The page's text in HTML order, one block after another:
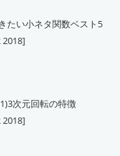
たい小ネタ関数ベスト5
2018]
次元回転の特徴
2018]